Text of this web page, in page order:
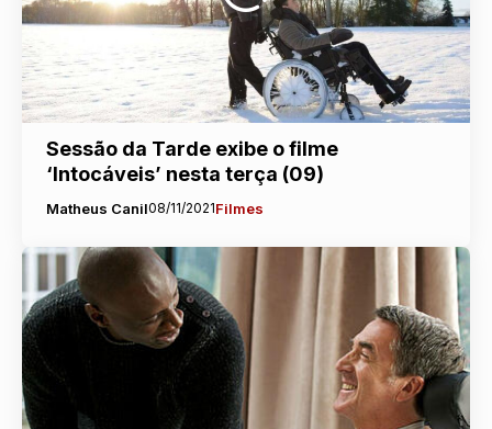
Sessão da Tarde exibe o filme
‘Intocáveis’ nesta terça (09)
Matheus Canil08/11/2021Filmes